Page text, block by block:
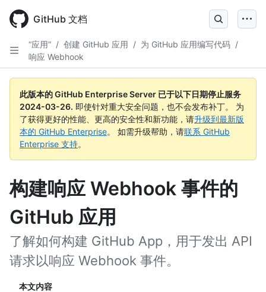
main
content
GitHub 文档
“应用” / 创建 GitHub 应用 / 为 GitHub 应用编写代码 /
响应 Webhook
此版本的 GitHub Enterprise Server 已于以下日期停止服务
2024-03-26. 即使针对重大安全问题，也不会发布补丁。 为
了获得更好的性能、更高的安全性和新功能，请升级到最新版
本的 GitHub Enterprise。 如需升级帮助，请联系 GitHub
Enterprise 支持。
构建响应 Webhook 事件的
GitHub 应用
了解如何构建 GitHub App，用于发出 API
请求以响应 Webhook 事件。
本文内容